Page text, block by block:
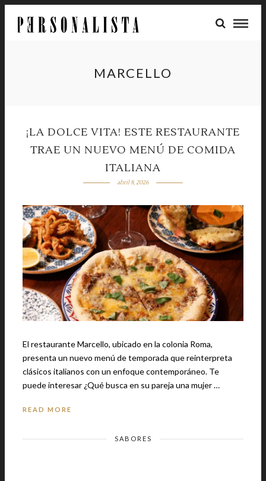
MARCELLO
¡LA DOLCE VITA! ESTE RESTAURANTE
TRAE UN NUEVO MENÚ DE COMIDA
ITALIANA
abril 8, 2026
El restaurante Marcello, ubicado en la colonia Roma,
presenta un nuevo menú de temporada que reinterpreta
clásicos italianos con un enfoque contemporáneo. Te
puede interesar ¿Qué busca en su pareja una mujer …
READ MORE
SABORES